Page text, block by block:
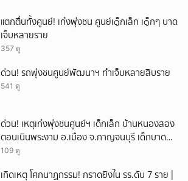
แตกตื่นทั้งศูนย์! เก๋งพุ่งชน ศูนย์เ๑็กเล็ก เ๑็กๆ บาด
เจ็บหลายราย
357 ดู
ด่วน! รถพุ่งชนศูนย์พัฒนาฯ ทำเจ็บหลายสิบราย
541 ดู
ด่วน! เหตุเก๋งพุ่งชนศูนย์ฯ เด็กเล็ก บ้านหนองสอง
ตอนเนินพระงาม อ.เมือง จ.กาญจนบุรี เด็กบาด
เจ็บ 13 ราย
109 ดู
เกิดเหตุ โศกนาฏกรรม! กราดยิงใน รร.ดับ 7 ราย |